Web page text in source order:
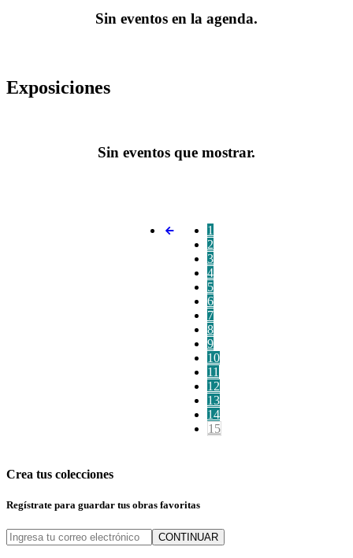
Sin eventos en la agenda.
Exposiciones
Sin eventos que mostrar.
1
2
3
4
5
6
7
8
9
10
11
12
13
14
15
Crea tus colecciones
Regístrate para guardar tus obras favoritas
CONTINUAR